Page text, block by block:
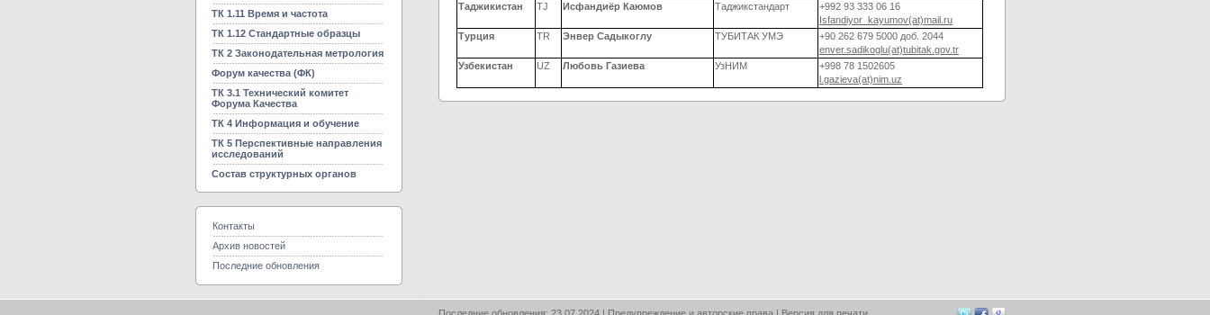
ТК 1.11 Время и частота
ТК 1.12 Стандартные образцы
ТК 2 Законодательная метрология
Форум качества (ФК)
ТК 3.1 Технический комитет
Форума Качества
ТК 4 Информация и обучение
ТК 5 Перспективные направления
исследований
Состав структурных органов
Контакты
Архив новостей
Последние обновления
Таджикистан TJ Исфандиёр Каюмов Таджикстандарт
+992 93 333 06 16
Isfandiyor_kayumov(at)mail.ru
Турция
TR Энвер Садыкоглу ТУБИТАК УМЭ
+90 262 679 5000 доб. 2044
еnver.sadikoglu(at)tubitak.gov.tr
Узбекистан
UZ Любовь Газиева УзНИМ
+998 78 1502605
l.gazieva(at)nim.uz